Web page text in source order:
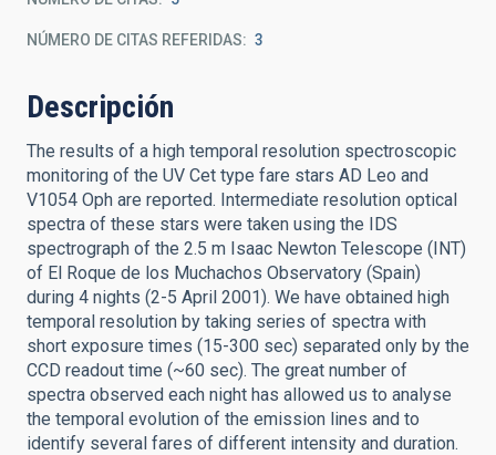
NÚMERO DE CITAS REFERIDAS 3
Descripción
The results of a high temporal resolution spectroscopic
monitoring of the UV Cet type fare stars AD Leo and
V1054 Oph are reported. Intermediate resolution optical
spectra of these stars were taken using the IDS
spectrograph of the 2.5 m Isaac Newton Telescope (INT)
of El Roque de los Muchachos Observatory (Spain)
during 4 nights (2-5 April 2001). We have obtained high
temporal resolution by taking series of spectra with
short exposure times (15-300 sec) separated only by the
CCD readout time (~60 sec). The great number of
spectra observed each night has allowed us to analyse
the temporal evolution of the emission lines and to
identify several fares of different intensity and duration.